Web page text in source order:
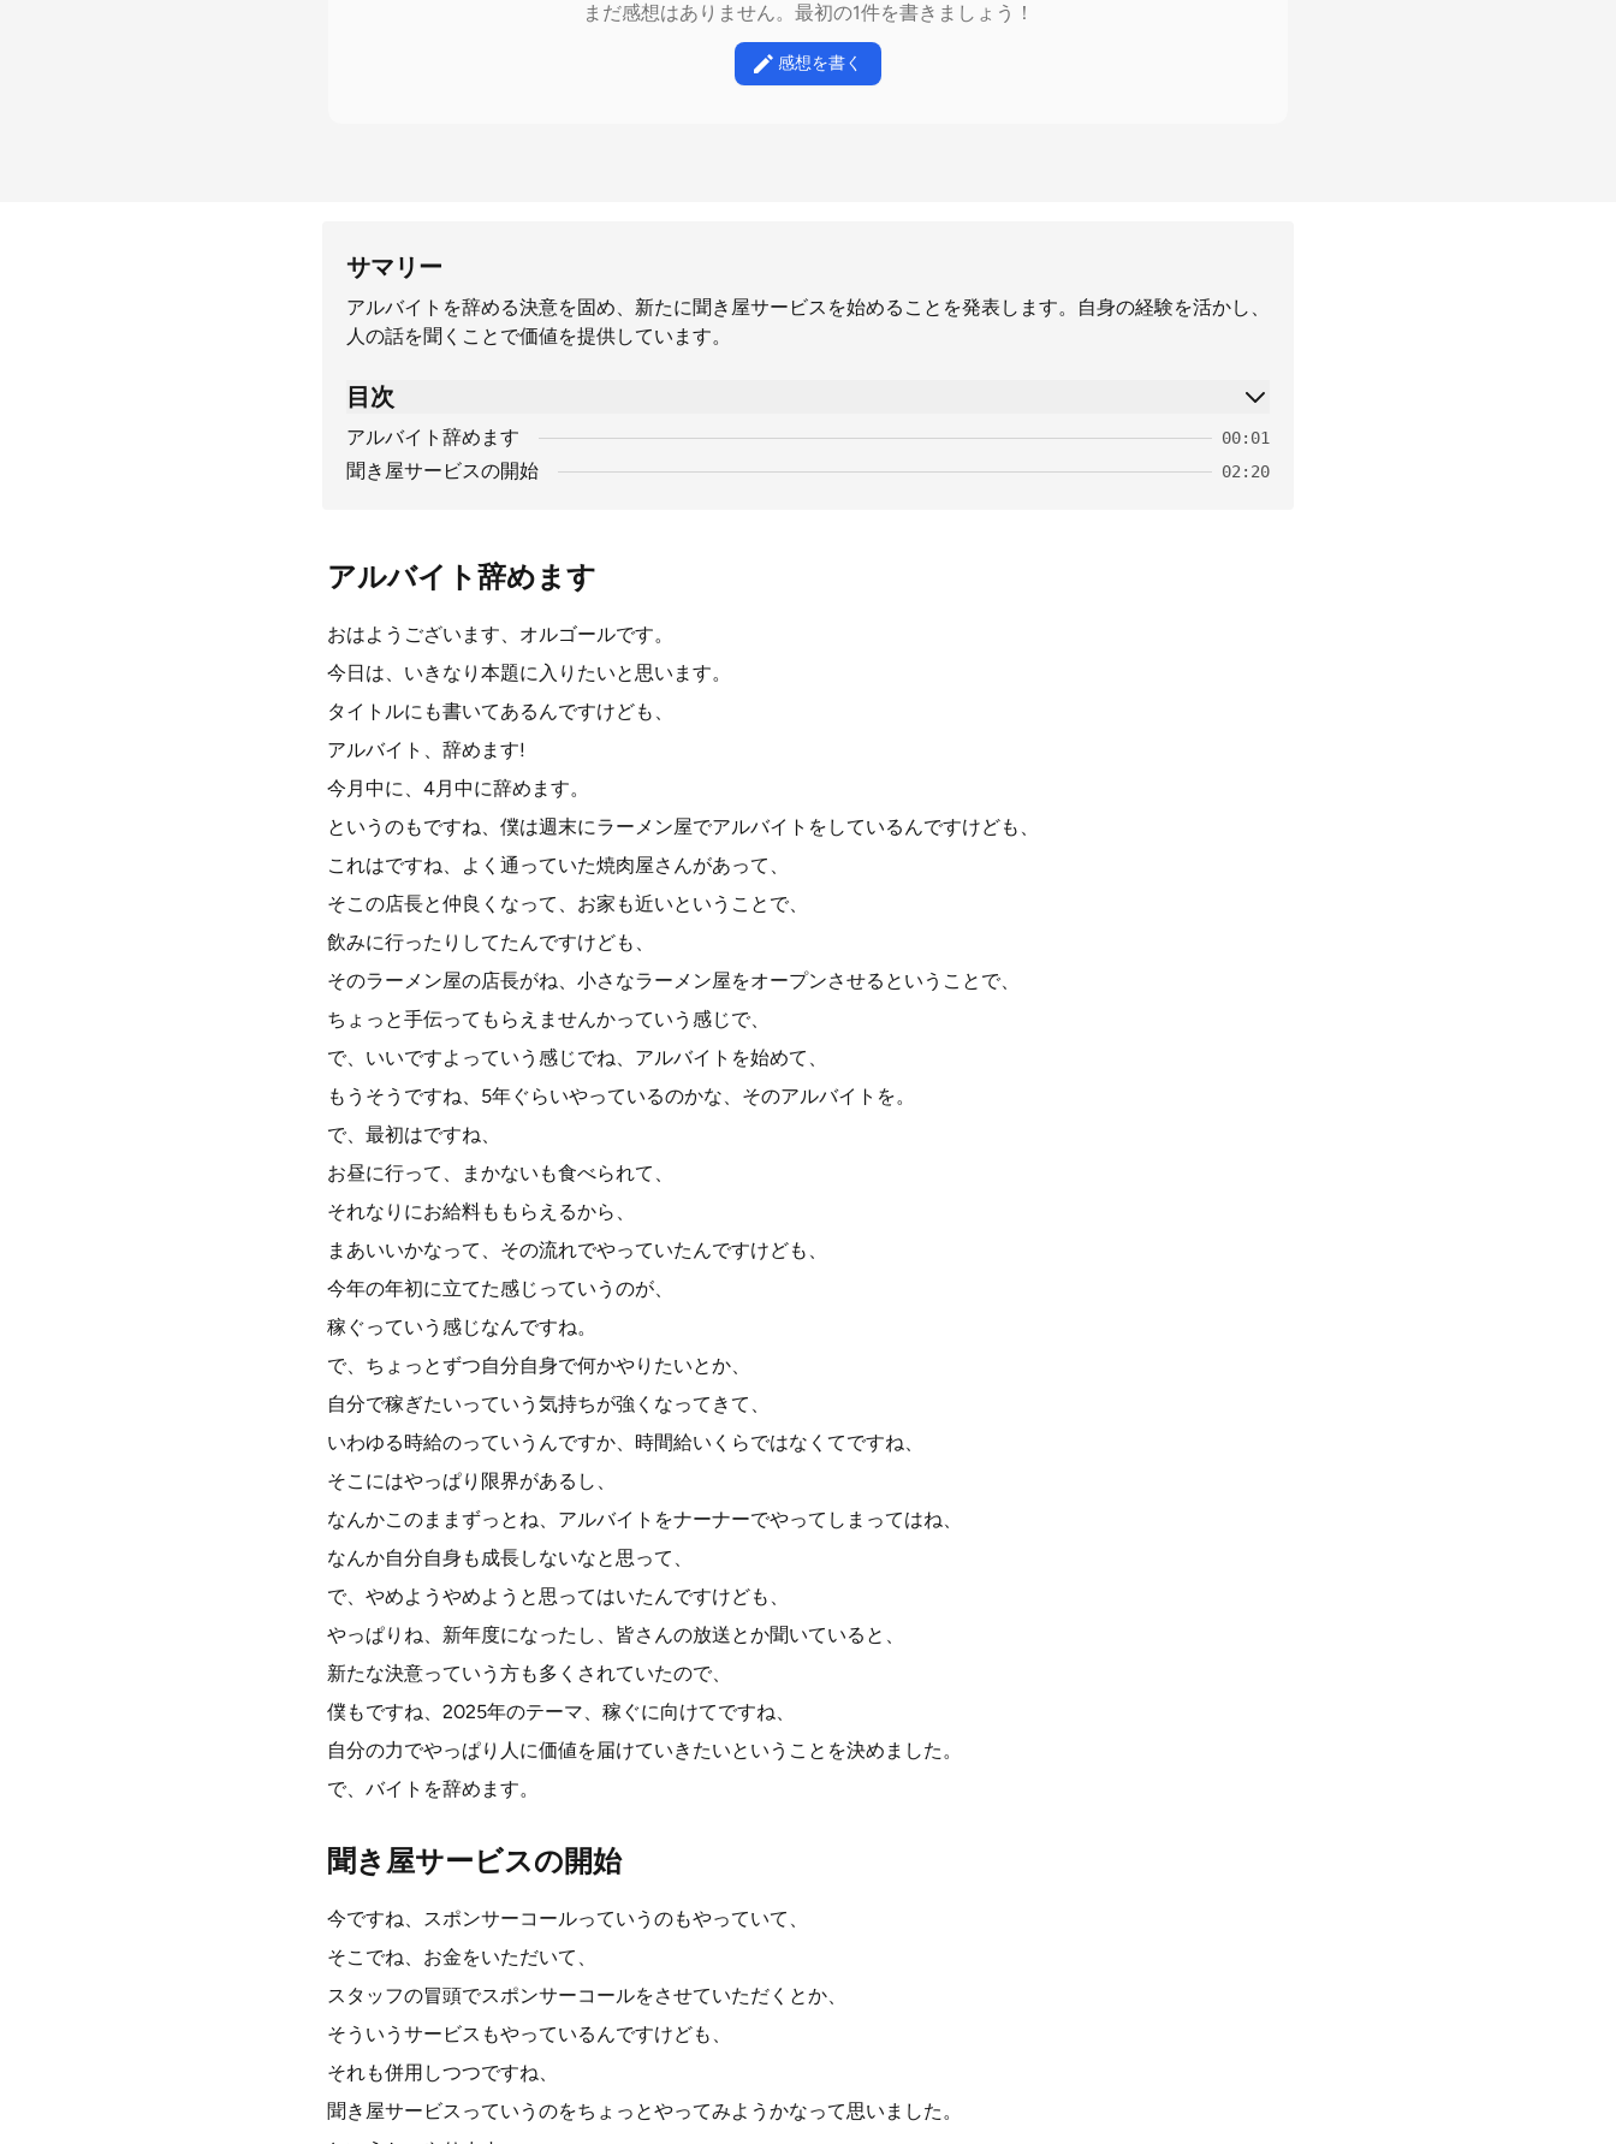
まだ感想はありません。最初の1件を書きましょう！
感想を書く
サマリー
アルバイトを辞める決意を固め、新たに聞き屋サービスを始めることを発表します。自身の経験を活かし、
人の話を聞くことで価値を提供しています。
目次
アルバイト辞めます 00:01
聞き屋サービスの開始 02:20
アルバイト辞めます
おはようございます、オルゴールです。
今日は、いきなり本題に入りたいと思います。
タイトルにも書いてあるんですけども、
アルバイト、辞めます!
今月中に、4月中に辞めます。
というのもですね、僕は週末にラーメン屋でアルバイトをしているんですけども、
これはですね、よく通っていた焼肉屋さんがあって、
そこの店長と仲良くなって、お家も近いということで、
飲みに行ったりしてたんですけども、
そのラーメン屋の店長がね、小さなラーメン屋をオープンさせるということで、
ちょっと手伝ってもらえませんかっていう感じで、
で、いいですよっていう感じでね、アルバイトを始めて、
もうそうですね、5年ぐらいやっているのかな、そのアルバイトを。
で、最初はですね、
お昼に行って、まかないも食べられて、
それなりにお給料ももらえるから、
まあいいかなって、その流れでやっていたんですけども、
今年の年初に立てた感じっていうのが、
稼ぐっていう感じなんですね。
で、ちょっとずつ自分自身で何かやりたいとか、
自分で稼ぎたいっていう気持ちが強くなってきて、
いわゆる時給のっていうんですか、時間給いくらではなくてですね、
そこにはやっぱり限界があるし、
なんかこのままずっとね、アルバイトをナーナーでやってしまってはね、
なんか自分自身も成長しないなと思って、
で、やめようやめようと思ってはいたんですけども、
やっぱりね、新年度になったし、皆さんの放送とか聞いていると、
新たな決意っていう方も多くされていたので、
僕もですね、2025年のテーマ、稼ぐに向けてですね、
自分の力でやっぱり人に価値を届けていきたいということを決めました。
で、バイトを辞めます。
聞き屋サービスの開始
今ですね、スポンサーコールっていうのもやっていて、
そこでね、お金をいただいて、
スタッフの冒頭でスポンサーコールをさせていただくとか、
そういうサービスもやっているんですけども、
それも併用しつつですね、
聞き屋サービスっていうのをちょっとやってみようかなって思いました。